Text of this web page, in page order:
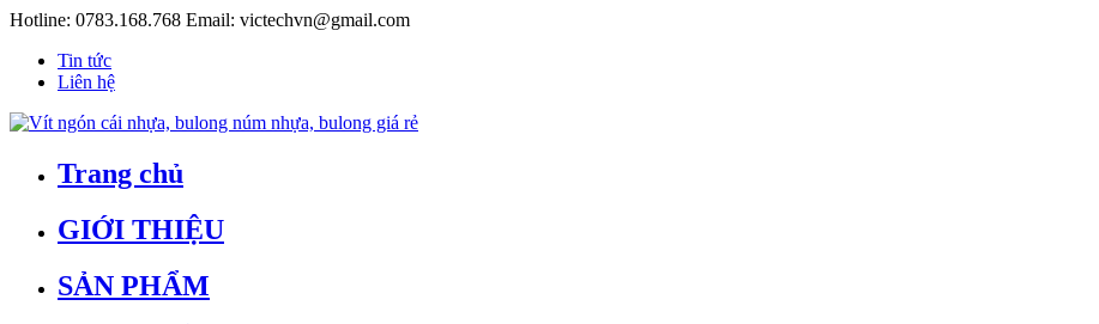
Hotline: 0783.168.768 Email: victechvn@gmail.com
Tin tức
Liên hệ
Trang chủ
GIỚI THIỆU
SẢN PHẨM